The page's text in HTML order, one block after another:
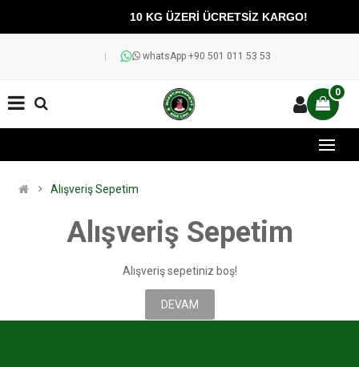
10 KG ÜZERİ ÜCRETSİZ KARGO!
whatsApp +90 501 011 53 53
0
Alışveriş Sepetim
Alışveriş Sepetim
Alışveriş sepetiniz boş!
DEVAM